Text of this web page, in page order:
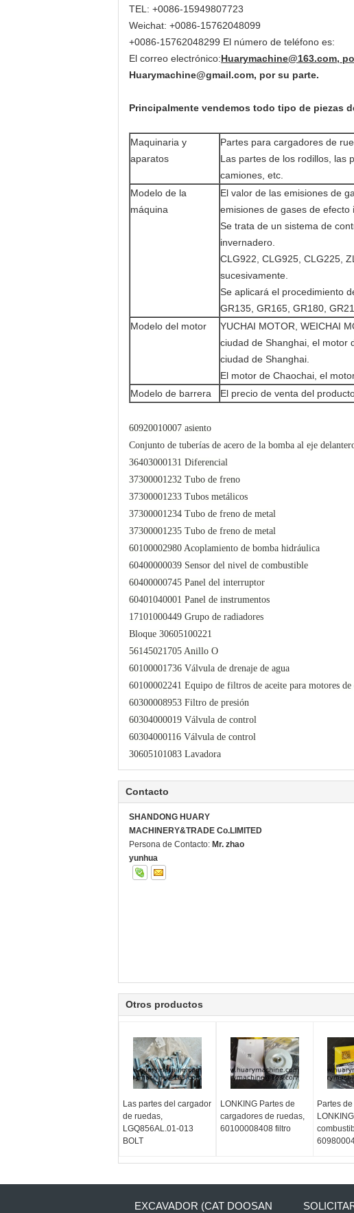
TEL: +0086-15949807723
Weichat: +0086-15762048099
+0086-15762048299 El número de teléfono es:
El correo electrónico:Huarymachine@163.com,
Huarymachine@gmail.com, por su parte.
Principalmente vendemos todo tipo de piezas
Maquinaria y
aparatos
Partes para cargadores de
Las partes de los rodillos, las
camiones, etc.
Modelo de la
máquina
El valor de las emisiones de
emisiones de gases de efecto
Se trata de un sistema de
invernadero.
CLG922, CLG925, CLG225,
sucesivamente.
Se aplicará el procedimiento
GR135, GR165, GR180,
Modelo del motor
YUCHAI MOTOR, WEICHAI
ciudad de Shanghai, el motor
ciudad de Shanghai.
El motor de Chaochai, el
Modelo de barrera
El precio de venta del
60920010007 asiento
Conjunto de tuberías de acero de la bomba al eje
36403000131 Diferencial
37300001232 Tubo de freno
37300001233 Tubos metálicos
37300001234 Tubo de freno de metal
37300001235 Tubo de freno de metal
60100002980 Acoplamiento de bomba hidráulica
60400000039 Sensor del nivel de combustible
60400000745 Panel del interruptor
60401040001 Panel de instrumentos
17101000449 Grupo de radiadores
Bloque 30605100221
56145021705 Anillo O
60100001736 Válvula de drenaje de agua
60100002241 Equipo de filtros de aceite para motores
60300008953 Filtro de presión
60304000019 Válvula de control
60304000116 Válvula de control
30605101083 Lavadora
Contacto
SHANDONG HUARY
MACHINERY&TRADE Co.LIMITED
Persona de Contacto: Mr. zhao
yunhua
Otros productos
Las partes del cargador
de ruedas,
LGQ856AL.01-013
BOLT
LONKING Partes de
cargadores de ruedas,
60100008408 filtro
Partes
EXCAVADOR (CAT DOOSAN